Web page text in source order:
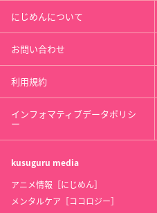
にじめんについて
お問い合わせ
利用規約
インフォマティブデータポリシ
ー
kusuguru media
アニメ情報［にじめん］
メンタルケア［ココロジー］